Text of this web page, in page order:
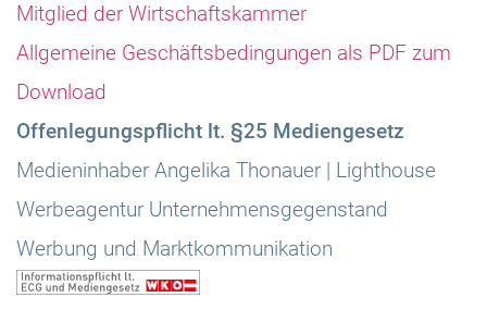
Mitglied der Wirtschaftskammer
Allgemeine Geschäftsbedingungen als PDF zum
Download
Offenlegungspflicht lt. §25 Mediengesetz
Medieninhaber Angelika Thonauer | Lighthouse
Werbeagentur Unternehmensgegenstand
Werbung und Marktkommunikation